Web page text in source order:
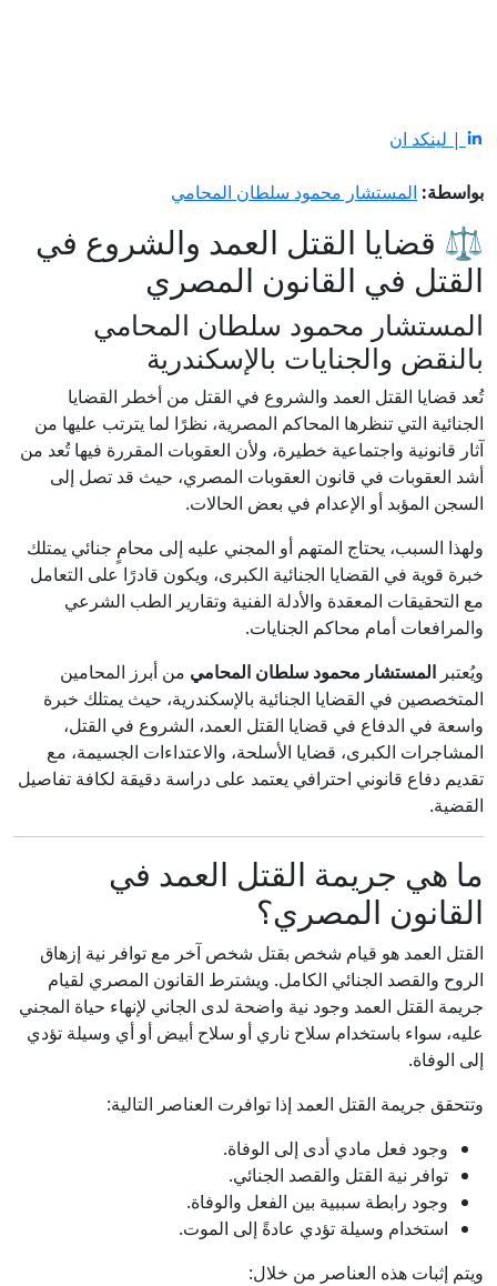
| لينكد ان
بواسطة: المستشار محمود سلطان المحامي
⚖️ قضايا القتل العمد والشروع في
القتل في القانون المصري
المستشار محمود سلطان المحامي
بالنقض والجنايات بالإسكندرية
تُعد قضايا القتل العمد والشروع في القتل من أخطر القضايا
الجنائية التي تنظرها المحاكم المصرية، نظرًا لما يترتب عليها من
آثار قانونية واجتماعية خطيرة، ولأن العقوبات المقررة فيها تُعد من
أشد العقوبات في قانون العقوبات المصري، حيث قد تصل إلى
السجن المؤبد أو الإعدام في بعض الحالات.
ولهذا السبب، يحتاج المتهم أو المجني عليه إلى محامٍ جنائي يمتلك
خبرة قوية في القضايا الجنائية الكبرى، ويكون قادرًا على التعامل
مع التحقيقات المعقدة والأدلة الفنية وتقارير الطب الشرعي
والمرافعات أمام محاكم الجنايات.
ويُعتبر المستشار محمود سلطان المحامي من أبرز المحامين
المتخصصين في القضايا الجنائية بالإسكندرية، حيث يمتلك خبرة
واسعة في الدفاع في قضايا القتل العمد، الشروع في القتل،
المشاجرات الكبرى، قضايا الأسلحة، والاعتداءات الجسيمة، مع
تقديم دفاع قانوني احترافي يعتمد على دراسة دقيقة لكافة تفاصيل
القضية.
ما هي جريمة القتل العمد في
القانون المصري؟
القتل العمد هو قيام شخص بقتل شخص آخر مع توافر نية إزهاق
الروح والقصد الجنائي الكامل. ويشترط القانون المصري لقيام
جريمة القتل العمد وجود نية واضحة لدى الجاني لإنهاء حياة المجني
عليه، سواء باستخدام سلاح ناري أو سلاح أبيض أو أي وسيلة تؤدي
إلى الوفاة.
وتتحقق جريمة القتل العمد إذا توافرت العناصر التالية:
وجود فعل مادي أدى إلى الوفاة.
توافر نية القتل والقصد الجنائي.
وجود رابطة سببية بين الفعل والوفاة.
استخدام وسيلة تؤدي عادةً إلى الموت.
ويتم إثبات هذه العناصر من خلال: